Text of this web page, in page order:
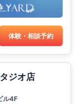
体験・相談予約
ジオ店
ル4F